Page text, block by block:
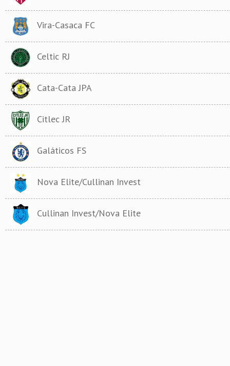
Vira-Casaca FC
Celtic RJ
Cata-Cata JPA
Citlec JR
Galáticos FS
Nova Elite/Cullinan Invest
Cullinan Invest/Nova Elite